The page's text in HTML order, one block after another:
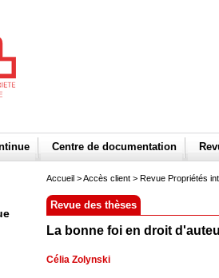
Centre de documentation
Accueil >Accès client > Revue Propriétés
Revue des thèses
La bonne foi en droit
Célia Zolynski